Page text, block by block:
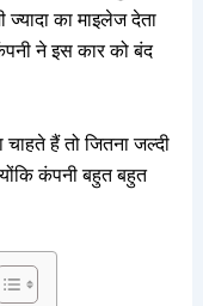
का माइलेज देता
ने इस कार को बंद
हैं तो जितना जल्दी
कंपनी बहुत बहुत